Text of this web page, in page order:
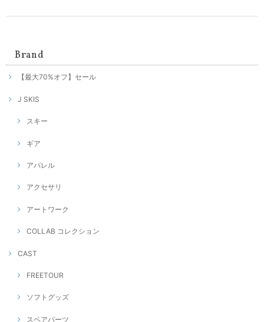
Brand
【最大70%オフ】セール
J SKIS
スキー
ギア
アパレル
アクセサリ
アートワーク
COLLAB コレクション
CAST
FREETOUR
ソフトグッズ
スペアパーツ